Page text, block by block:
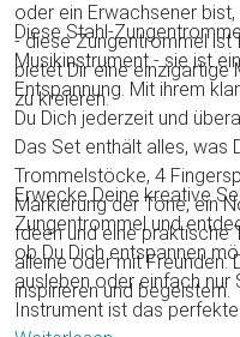
oder ein Erwachsener
- diese Zungentrommel ist
bietet Dir eine einzigartige
zu kreieren.
Diese Stahl-
Musikinstrument - sie ist
Entspannung. Mit ihrem
Du Dich jederzeit und
Das Set enthält alles, was
Trommelstöcke, 4
Markierung der Töne, ein
Ideen und eine praktische
alleine oder mit Freunden:
inspirieren und begeistern.
Erwecke Deine kreative
Zungentrommel und
ob Du Dich entspannen
ausleben oder einfach nur
Instrument ist das